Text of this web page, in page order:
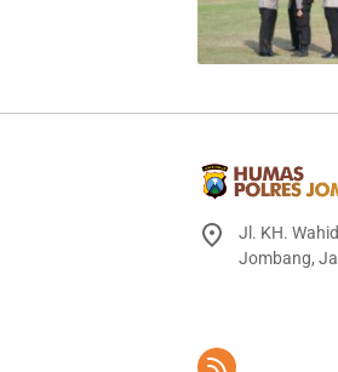
Jl. KH.
Jombang,